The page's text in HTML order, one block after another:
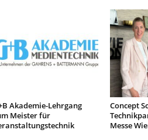
Akademie-Lehrgang
Meister für
Concept
Messe